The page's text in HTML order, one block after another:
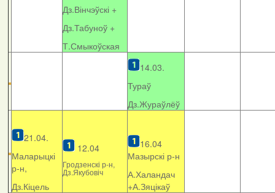
Дз.Вінчэўскі +
Дз.Табуноў +
Т.Смыкоўская
14.03.
Тураў
Дз.Жураўлёў
21.04.
Маларыцкі
р-н,
Дз.Кіцель
12.04
Гродзенскі р-н,
Дз.Якубовіч
16.04
Мазырскі р-н
А.Халандач
+А.Зяцікаў